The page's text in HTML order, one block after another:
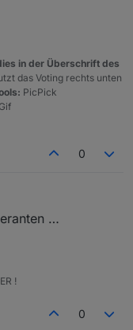
in der Überschrift des
das Voting rechts unten
PicPick
0
…
!
0